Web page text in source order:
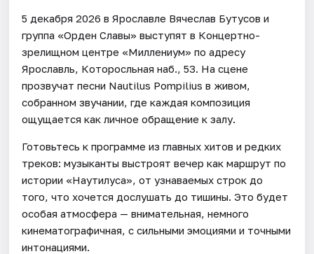
5 декабря 2026 в Ярославле Вячеслав Бутусов и
группа «Орден Славы» выступят в Концертно-
зрелищном центре «Миллениум» по адресу
Ярославль, Которосльная наб., 53. На сцене
прозвучат песни Nautilus Pompilius в живом,
собранном звучании, где каждая композиция
ощущается как личное обращение к залу.
Готовьтесь к программе из главных хитов и редких
треков: музыканты выстроят вечер как маршрут по
истории «Наутилуса», от узнаваемых строк до
того, что хочется дослушать до тишины. Это будет
особая атмосфера — внимательная, немного
кинематографичная, с сильными эмоциями и точными
интонациями.